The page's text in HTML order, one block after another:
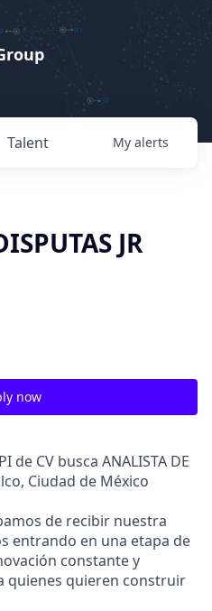
Talent My alerts
JR
now
de CV busca ANALISTA DE
Ciudad de México
de recibir nuestra
entrando en una etapa de
constante y
quienes quieren construir